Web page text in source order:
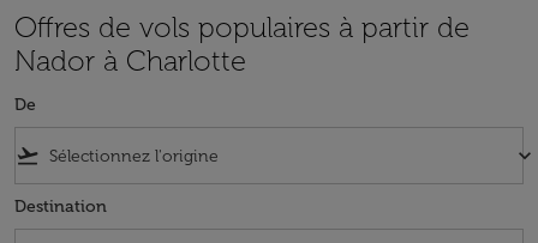
Offres de vols populaires à partir de
Nador à Charlotte
De
flight_takeoff keyboard_arrow_down
Destination